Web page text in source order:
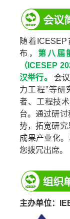
随着
布，第八届
（ICESEP
汉举行。
会
力工程”等研
者、工程技
台。通过研
势，拓宽研
成果产业化
您拨冗出席。
主办单位：